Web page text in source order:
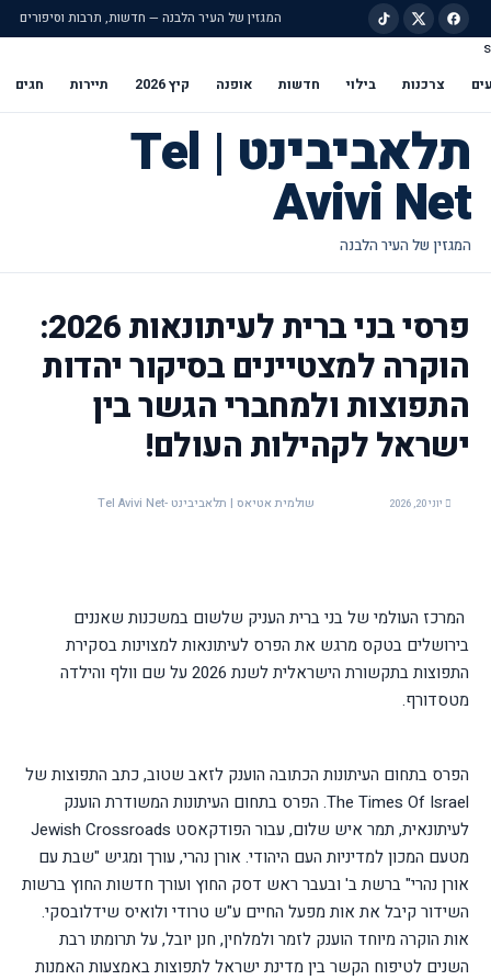
המגזין של העיר הלבנה — חדשות, תרבות וסיפורים
s
צרכנות בילוי חדשות אופנה קיץ 2026 תיירות חגים
תלאביבינט | Tel
Avivi Net
פרסי בני ברית לעיתונאות 2026:
הוקרה למצטיינים בסיקור יהדות
התפוצות ולמחברי הגשר בין
ישראל לקהילות העולם!
יוני 20, 2026 שולמית אטיאס | תלאביבינט -Tel Avivi Net
המרכז העולמי של בני ברית העניק שלשום במשכנות שאננים
בירושלים בטקס מרגש את הפרס לעיתונאות למצוינות בסקירת
התפוצות בתקשורת הישראלית לשנת 2026 על שם וולף והילדה
מטסדורף.
הפרס בתחום העיתונות הכתובה הוענק לזאב שטוב, כתב התפוצות של
The Times Of Israel. הפרס בתחום העיתונות המשודרת הוענק
לעיתונאית, תמר איש שלום, עבור הפודקאסט Jewish Crossroads
מטעם המכון למדיניות העם היהודי. אורן נהרי, עורך ומגיש "שבת עם
אורן נהרי" ברשת ב' ובעבר ראש דסק החוץ ועורך חדשות החוץ ברשות
השידור קיבל את אות מפעל החיים ע"ש טרודי ולואיס שידלובסקי.
אות הוקרה מיוחד הוענק לזמר ולמלחין, חנן יובל, על תרומתו רבת
השנים לטיפוח הקשר בין מדינת ישראל לתפוצות באמצעות האמנות